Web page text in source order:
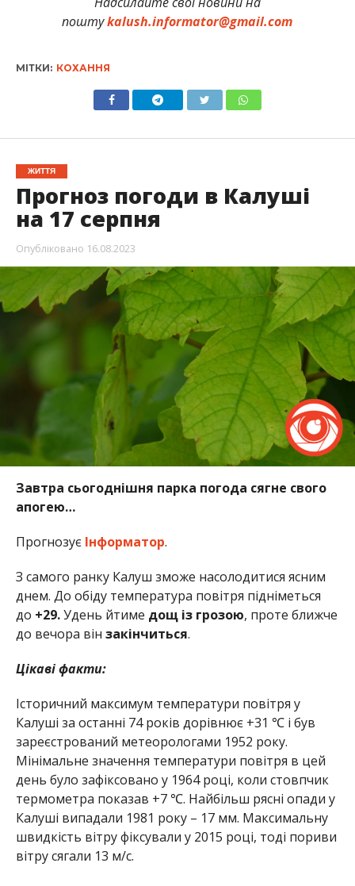
поштуkalush.informator@gmail.com
МІТКИ: КОХАННЯ
ЖИТТЯ
Прогноз погоди в Калуші
на 17 серпня
Опубліковано 16.08.2023
Завтра сьогоднішня парка погода сягне свого
апогею…
Прогнозує Інформатор.
З самого ранку Калуш зможе насолодитися ясним
днем. До обіду температура повітря підніметься
до +29.Удень йтиме дощ із грозою, проте ближче
до вечора він закінчиться.
Цікаві факти:
Історичний максимум температури повітря у
Калуші за останні 74 років дорівнює +31 ℃ і був
зареєстрований метеорологами 1952 року.
Мінімальне значення температури повітря в цей
день було зафіксовано у 1964 році, коли стовпчик
термометра показав +7 ℃. Найбільш рясні опади у
Калуші випадали 1981 року – 17 мм. Максимальну
швидкість вітру фіксували у 2015 році, тоді пориви
вітру сягали 13 м/с.